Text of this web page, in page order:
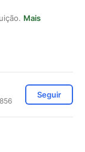
Mais
Seguir